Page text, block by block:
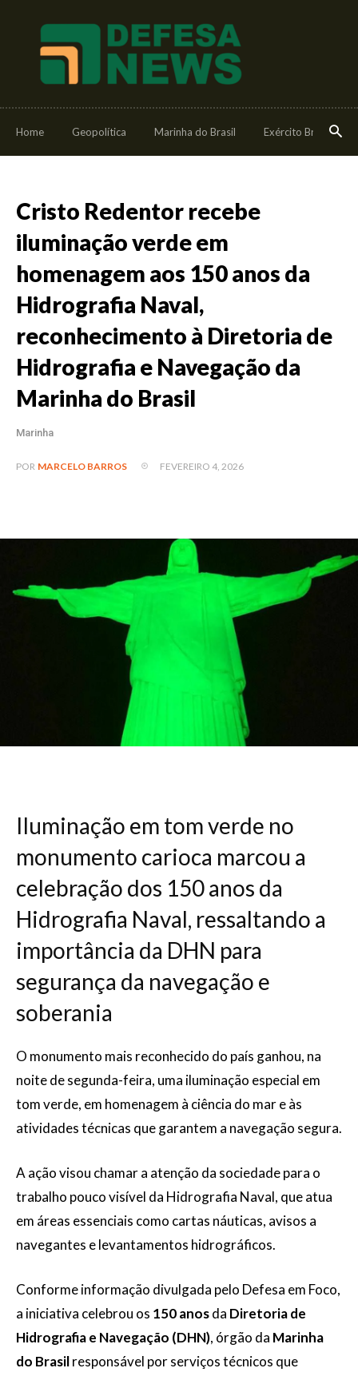
Home Geopolítica Marinha do Brasil Exército Brasileiro
Cristo Redentor recebe
iluminação verde em
homenagem aos 150 anos da
Hidrografia Naval,
reconhecimento à Diretoria de
Hidrografia e Navegação da
Marinha do Brasil
Marinha
POR MARCELO BARROS FEVEREIRO 4, 2026
Iluminação em tom verde no
monumento carioca marcou a
celebração dos 150 anos da
Hidrografia Naval, ressaltando a
importância da DHN para
segurança da navegação e
soberania
O monumento mais reconhecido do país ganhou, na
noite de segunda-feira, uma iluminação especial em
tom verde, em homenagem à ciência do mar e às
atividades técnicas que garantem a navegação segura.
A ação visou chamar a atenção da sociedade para o
trabalho pouco visível da Hidrografia Naval, que atua
em áreas essenciais como cartas náuticas, avisos a
navegantes e levantamentos hidrográficos.
Conforme informação divulgada pelo Defesa em Foco,
a iniciativa celebrou os 150 anosda Diretoria de
Hidrografia e Navegação (DHN), órgão da Marinha
do Brasilresponsável por serviços técnicos que